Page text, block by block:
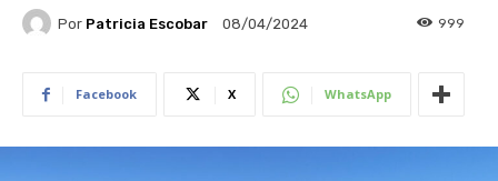
Por Patricia Escobar 08/04/2024 999
Facebook X WhatsApp